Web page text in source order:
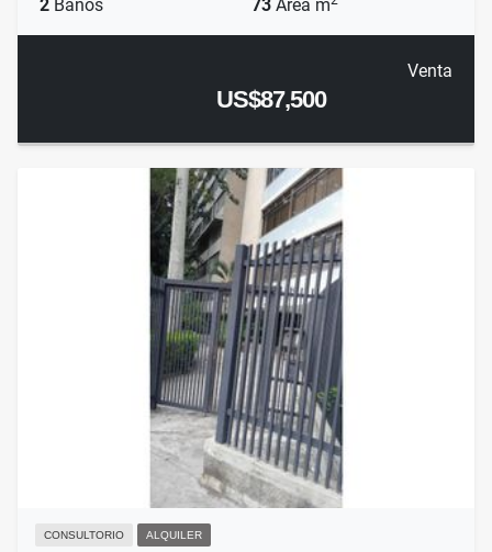
2 Baños 73 Área m
Venta
US$87,500
CONSULTORIO ALQUILER